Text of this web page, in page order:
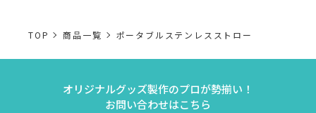
TOP 商品一覧 ポータブルステンレスストロー
オリジナルグッズ製作のプロが勢揃い！
お問い合わせはこちら